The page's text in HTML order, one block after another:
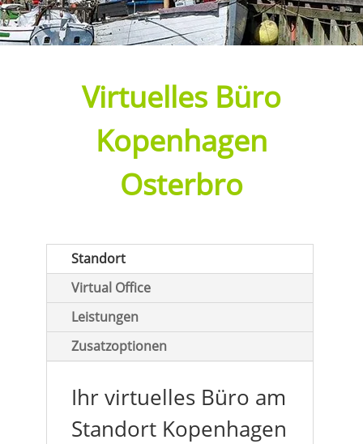
Virtuelles Büro
Kopenhagen
Osterbro
Standort
Virtual Office
Leistungen
Zusatzoptionen
Ihr virtuelles Büro am
Standort Kopenhagen